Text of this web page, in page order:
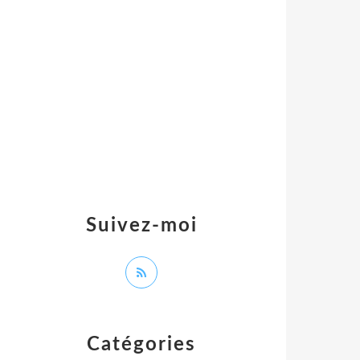
Catégories
Suivez-moi